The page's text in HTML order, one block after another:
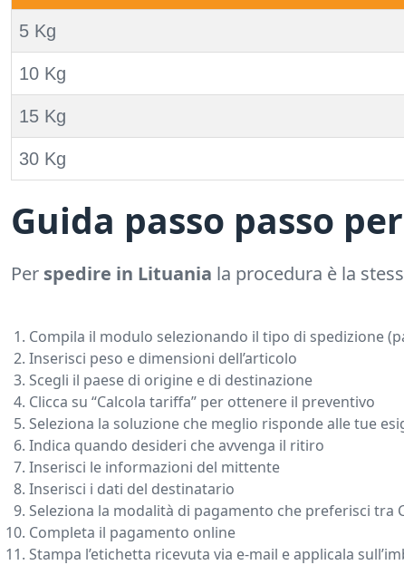
5 Kg
10 Kg
15 Kg
30 Kg
Guida passo passo
Per spedire in Lituania la procedura è la
Compila il modulo selezionando il tipo di spedizione
Inserisci peso e dimensioni dell’articolo
Scegli il paese di origine e di destinazione
Clicca su “Calcola tariffa” per ottenere il preventivo
Seleziona la soluzione che meglio risponde alle tue
Indica quando desideri che avvenga il ritiro
Inserisci le informazioni del mittente
Inserisci i dati del destinatario
Seleziona la modalità di pagamento che preferisci tra
Completa il pagamento online
Stampa l’etichetta ricevuta via e-mail e applicala